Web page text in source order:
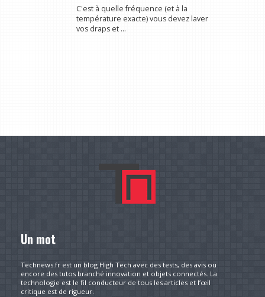
C'est à quelle fréquence (et à la
température exacte) vous devez laver
vos draps et ...
Un mot
Technews.fr est un blog High Tech avec des tests, des avis ou
encore des tutos branché innovation et objets connectés. La
technologie est le fil conducteur de tous les articles et l’œil
critique est de rigueur.